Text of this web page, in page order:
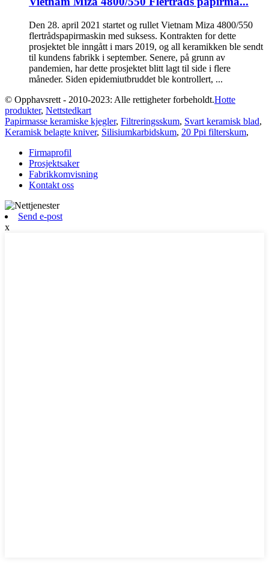
Den 28. april 2021 startet og rullet Vietnam Miza 4800/550
flertrådspapirmaskin med suksess. Kontrakten for dette
prosjektet ble inngått i mars 2019, og all keramikken ble sendt
til kundens fabrikk i september. Senere, på grunn av
pandemien, har dette prosjektet blitt lagt til side i flere
måneder. Siden epidemiutbruddet ble kontrollert, ...
© Opphavsrett - 2010-2023: Alle rettigheter forbeholdt.Hotte
produkter, Nettstedkart
Papirmasse keramiske kjegler, Filtreringsskum, Svart keramisk blad,
Keramisk belagte kniver, Silisiumkarbidskum, 20 Ppi filterskum,
Firmaprofil
Prosjektsaker
Fabrikkomvisning
Kontakt oss
Send e-post
x